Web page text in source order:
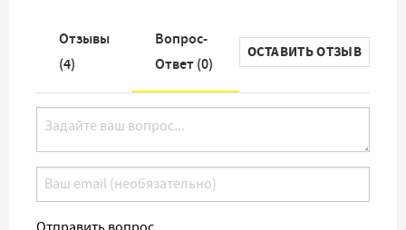
Отзывы
(4)
Вопрос-
Ответ (0)
ОСТАВИТЬ ОТЗЫВ